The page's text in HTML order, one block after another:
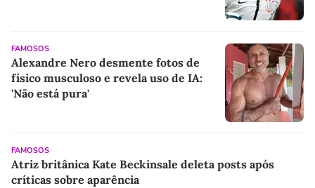
FAMOSOS
Alexandre Nero desmente fotos de
físico musculoso e revela uso de IA:
'Não está pura'
FAMOSOS
Atriz britânica Kate Beckinsale deleta posts após
críticas sobre aparência